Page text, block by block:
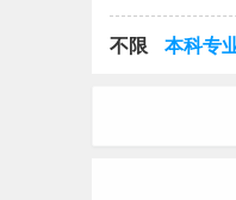
不限 本科专